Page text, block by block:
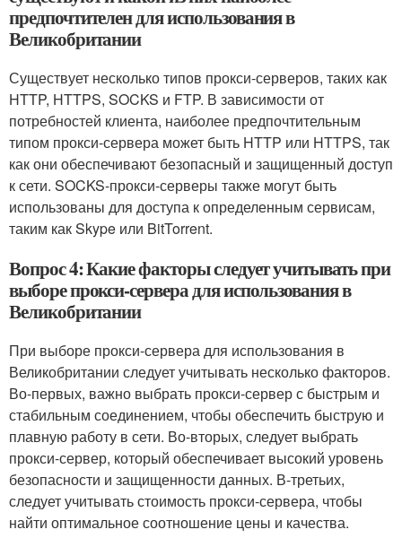
предпочтителен для использования в
Великобритании
Существует несколько типов прокси-серверов, таких как
HTTP, HTTPS, SOCKS и FTP. В зависимости от
потребностей клиента, наиболее предпочтительным
типом прокси-сервера может быть HTTP или HTTPS, так
как они обеспечивают безопасный и защищенный доступ
к сети. SOCKS-прокси-серверы также могут быть
использованы для доступа к определенным сервисам,
таким как Skype или BitTorrent.
Вопрос 4: Какие факторы следует учитывать при
выборе прокси-сервера для использования в
Великобритании
При выборе прокси-сервера для использования в
Великобритании следует учитывать несколько факторов.
Во-первых, важно выбрать прокси-сервер с быстрым и
стабильным соединением, чтобы обеспечить быструю и
плавную работу в сети. Во-вторых, следует выбрать
прокси-сервер, который обеспечивает высокий уровень
безопасности и защищенности данных. В-третьих,
следует учитывать стоимость прокси-сервера, чтобы
найти оптимальное соотношение цены и качества.